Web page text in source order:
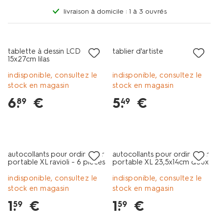
livraison à domicile : 1 à 3 ouvrés
tablette à dessin LCD
15x27cm lilas
indisponible, consultez le
stock en magasin
6.
89 €
tablier d'artiste
indisponible, consultez le
stock en magasin
5.
49 €
autocollants pour ordinateur
portable XL ravioli - 6 pièces
indisponible, consultez le
stock en magasin
1.
59 €
autocollants pour ordinateur
portable XL 23,5x14cm doux
indisponible, consultez le
stock en magasin
1.
59 €